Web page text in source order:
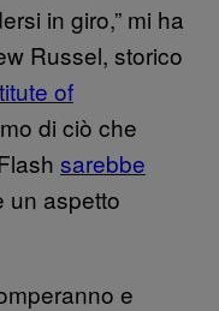
in giro,” mi ha
Russel, storico
of
di ciò che
sarebbe
un aspetto
e